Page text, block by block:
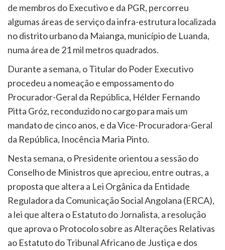
de membros do Executivo e da PGR, percorreu
algumas áreas de serviço da infra-estrutura localizada
no distrito urbano da Maianga, município de Luanda,
numa área de 21 mil metros quadrados.
Durante a semana, o Titular do Poder Executivo
procedeu a nomeação e empossamento do
Procurador-Geral da República, Hélder Fernando
Pitta Gróz, reconduzido no cargo para mais um
mandato de cinco anos, e da Vice-Procuradora-Geral
da República, Inocência Maria Pinto.
Nesta semana, o Presidente orientou a sessão do
Conselho de Ministros que apreciou, entre outras, a
proposta que altera a Lei Orgânica da Entidade
Reguladora da Comunicação Social Angolana (ERCA),
a lei que altera o Estatuto do Jornalista, a resolução
que aprova o Protocolo sobre as Alterações Relativas
ao Estatuto do Tribunal Africano de Justiça e dos